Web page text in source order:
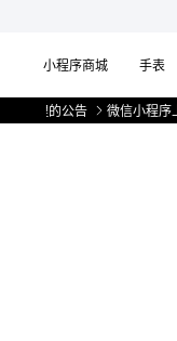
小程序商城 手表
信小程序上线售后服务公告